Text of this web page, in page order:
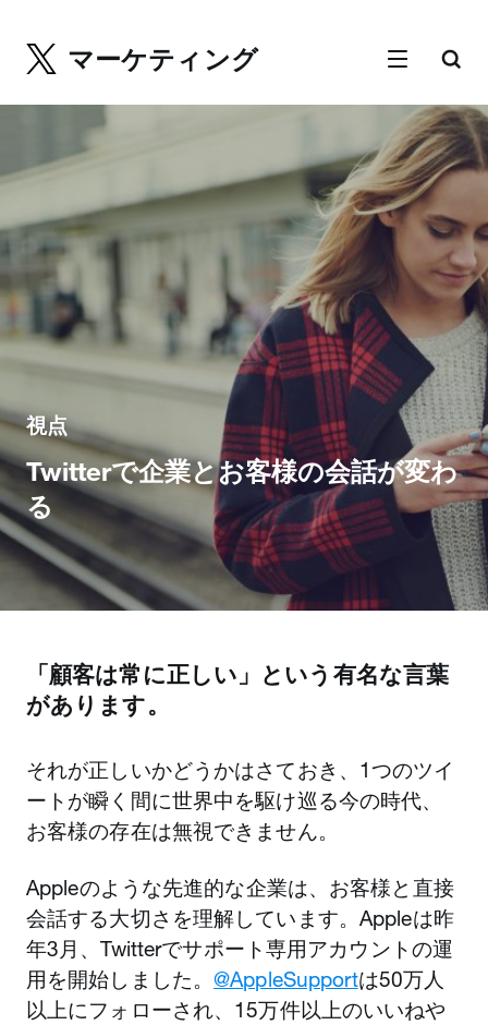
マーケティング
視点
Twitterで企業とお客様の会話が変わ
る
「顧客は常に正しい」という有名な言葉
があります。
それが正しいかどうかはさておき、1つのツイ
ートが瞬く間に世界中を駆け巡る今の時代、
お客様の存在は無視できません。
Appleのような先進的な企業は、お客様と直接
会話する大切さを理解しています。Appleは昨
年3月、Twitterでサポート専用アカウントの運
用を開始しました。@AppleSupportは50万人
以上にフォローされ、15万件以上のいいねや